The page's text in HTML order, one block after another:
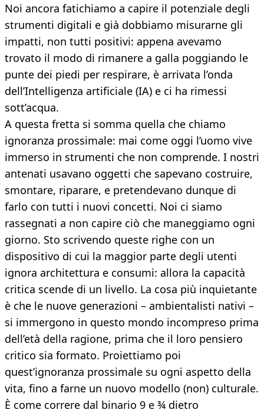
Noi ancora fatichiamo a capire il potenziale degli
strumenti digitali e già dobbiamo misurarne gli
impatti, non tutti positivi: appena avevamo
trovato il modo di rimanere a galla poggiando le
punte dei piedi per respirare, è arrivata l’onda
dell’Intelligenza artificiale (IA) e ci ha rimessi
sott’acqua.
A questa fretta si somma quella che chiamo
ignoranza prossimale: mai come oggi l’uomo vive
immerso in strumenti che non comprende. I nostri
antenati usavano oggetti che sapevano costruire,
smontare, riparare, e pretendevano dunque di
farlo con tutti i nuovi concetti. Noi ci siamo
rassegnati a non capire ciò che maneggiamo ogni
giorno. Sto scrivendo queste righe con un
dispositivo di cui la maggior parte degli utenti
ignora architettura e consumi: allora la capacità
critica scende di un livello. La cosa più inquietante
è che le nuove generazioni – ambientalisti nativi –
si immergono in questo mondo incompreso prima
dell’età della ragione, prima che il loro pensiero
critico sia formato. Proiettiamo poi
quest’ignoranza prossimale su ogni aspetto della
vita, fino a farne un nuovo modello (non) culturale.
È come correre dal binario 9 e ¾ dietro